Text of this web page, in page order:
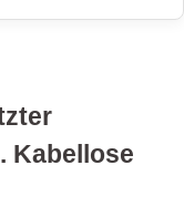
Kabellose